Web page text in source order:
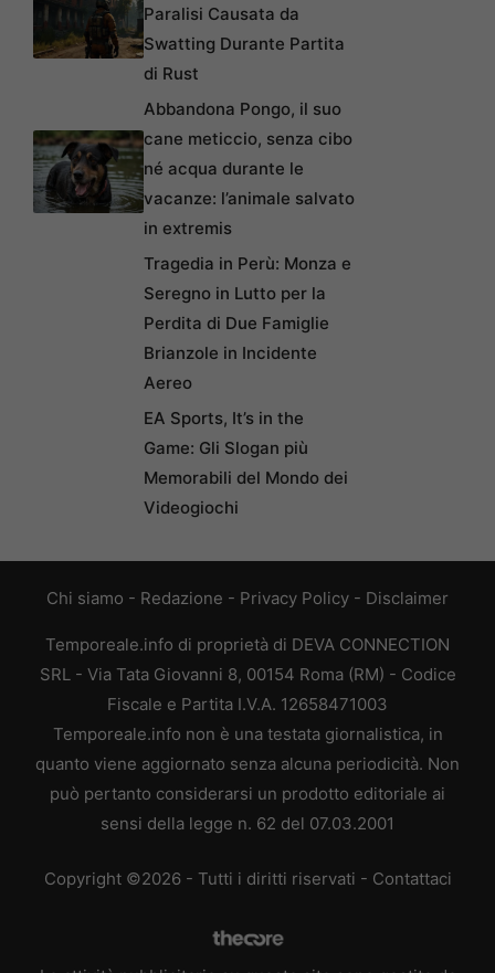
Paralisi Causata da
Swatting Durante Partita
di Rust
Abbandona Pongo, il suo
cane meticcio, senza cibo
né acqua durante le
vacanze: l’animale salvato
in extremis
Tragedia in Perù: Monza e
Seregno in Lutto per la
Perdita di Due Famiglie
Brianzole in Incidente
Aereo
EA Sports, It’s in the
Game: Gli Slogan più
Memorabili del Mondo dei
Videogiochi
Chi siamo - Redazione - Privacy Policy - Disclaimer
Temporeale.info di proprietà di DEVA CONNECTION
SRL - Via Tata Giovanni 8, 00154 Roma (RM) - Codice
Fiscale e Partita I.V.A. 12658471003
Temporeale.info non è una testata giornalistica, in
quanto viene aggiornato senza alcuna periodicità. Non
può pertanto considerarsi un prodotto editoriale ai
sensi della legge n. 62 del 07.03.2001
Copyright ©2026 - Tutti i diritti riservati - Contattaci